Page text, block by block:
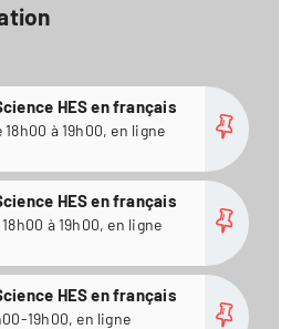
HES en français
25.08.2026 de 18h00 à 19h00, en ligne
HES en français
15.09.2026 de 18h00 à 19h00, en ligne
HES en français
15.10.2026 18h00-19h00, en ligne